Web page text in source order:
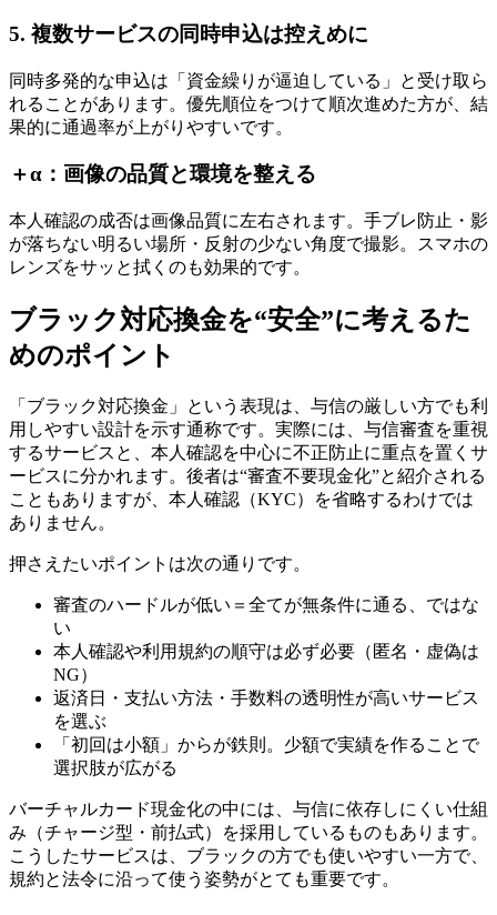
5. 複数サービスの同時申込は控えめに
同時多発的な申込は「資金繰りが逼迫している」と受け取ら
れることがあります。優先順位をつけて順次進めた方が、結
果的に通過率が上がりやすいです。
＋α：画像の品質と環境を整える
本人確認の成否は画像品質に左右されます。手ブレ防止・影
が落ちない明るい場所・反射の少ない角度で撮影。スマホの
レンズをサッと拭くのも効果的です。
ブラック対応換金を“安全”に考えるた
めのポイント
「ブラック対応換金」という表現は、与信の厳しい方でも利
用しやすい設計を示す通称です。実際には、与信審査を重視
するサービスと、本人確認を中心に不正防止に重点を置くサ
ービスに分かれます。後者は“審査不要現金化”と紹介される
こともありますが、本人確認（KYC）を省略するわけでは
ありません。
押さえたいポイントは次の通りです。
審査のハードルが低い＝全てが無条件に通る、ではな
い
本人確認や利用規約の順守は必ず必要（匿名・虚偽は
NG）
返済日・支払い方法・手数料の透明性が高いサービス
を選ぶ
「初回は小額」からが鉄則。少額で実績を作ることで
選択肢が広がる
バーチャルカード現金化の中には、与信に依存しにくい仕組
み（チャージ型・前払式）を採用しているものもあります。
こうしたサービスは、ブラックの方でも使いやすい一方で、
規約と法令に沿って使う姿勢がとても重要です。